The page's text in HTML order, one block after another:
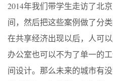
2014年我们带学生走访了北
间，然后把这些案例做了分
在共享经济出现以后，人可以
办公室也可以不为了单一的
间设计。那么未来的城市有